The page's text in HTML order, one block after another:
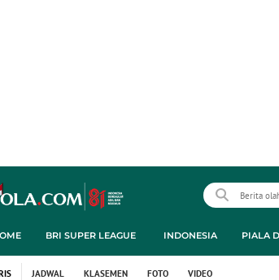
BRI SUPER LEAGUE INDONESIA PIALA
JADWAL KLASEMEN FOTO VIDEO